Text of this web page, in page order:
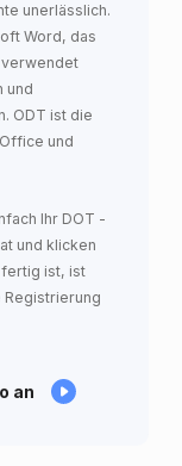
unerlässlich.
Word, das
und
ODT ist die
und
Ihr DOT -
und klicken
fertig ist, ist
Registrierung
an